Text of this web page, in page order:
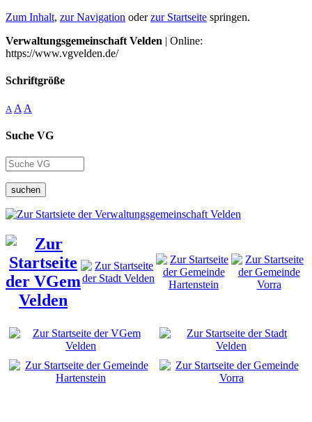
Zum Inhalt, zur Navigation oderzur Startseite springen.
Verwaltungsgemeinschaft Velden | Online:
https://www.vgvelden.de/
Schriftgröße
A A A
Suche VG
suchen